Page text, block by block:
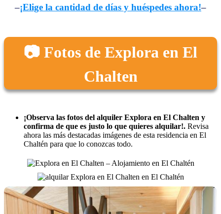
–¡Elige la cantidad de días y huéspedes ahora!–
📷 Fotos de Explora en El
Chalten
¡Observa las fotos del alquiler Explora en El Chalten y
confirma de que es justo lo que quieres alquilar!. Revisa
ahora las más destacadas imágenes de esta residencia en El
Chaltén para que lo conozcas todo.